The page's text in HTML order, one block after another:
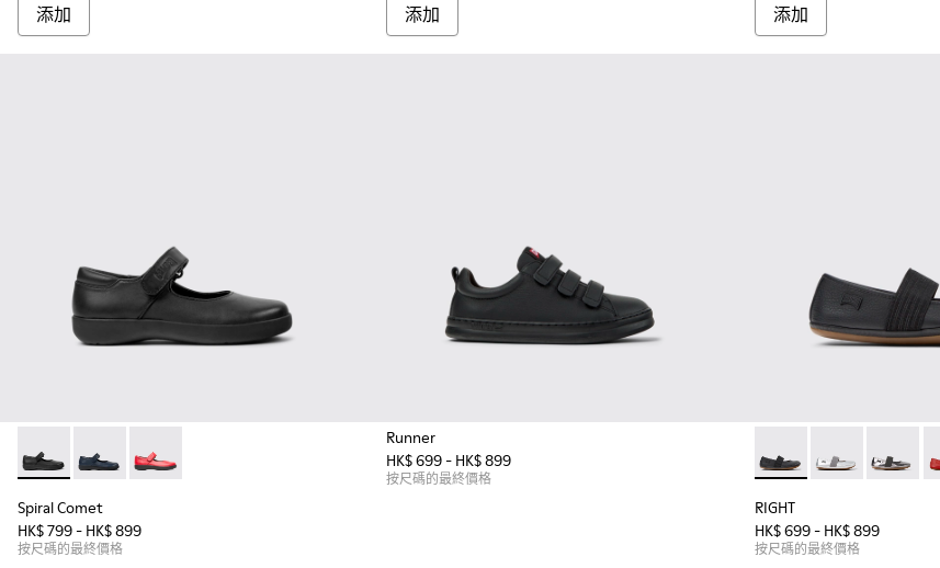
添加 添加 添加
Spiral Comet - 80356-003 - 童裝黑色皮鞋。
Spiral Comet - 80356-031
Spiral Comet - 80356-030
Spiral Comet
HK$ 799 - HK$ 899
按尺碼的最終價格
Runner
HK$ 699 - HK$ 899
按尺碼的最終價格
RIGHT - 80025-053 -
RIGHT - 80025-
RIGHT -
RIGHT
HK$ 699 - HK$ 899
按尺碼的最終價格